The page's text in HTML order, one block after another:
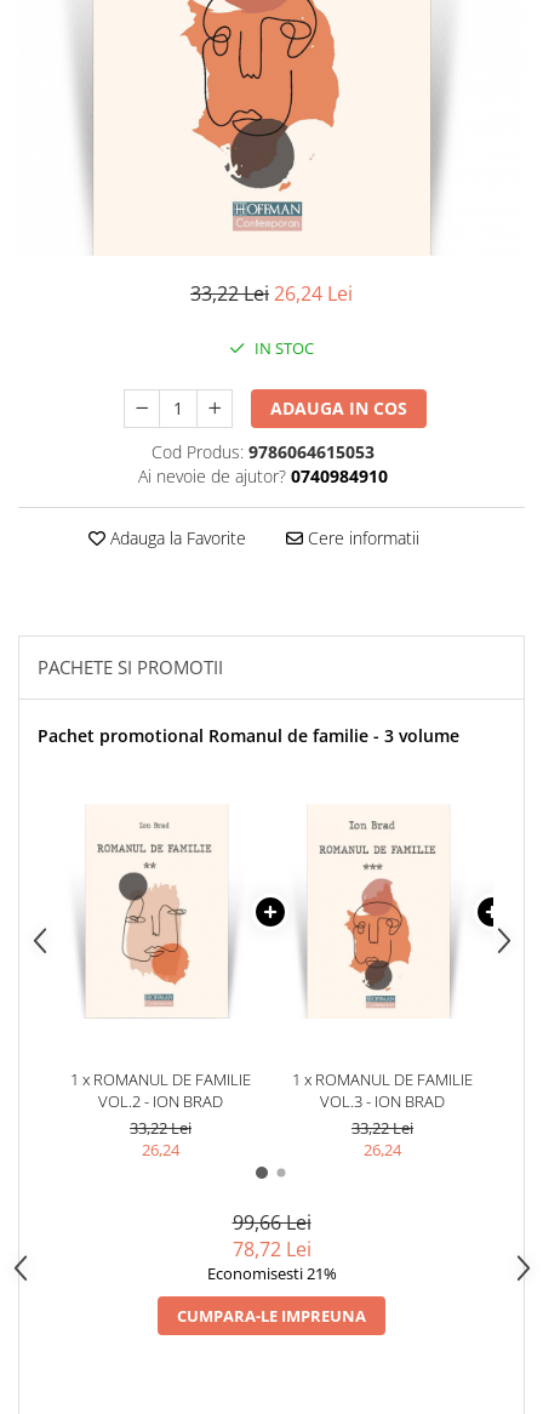
Publicistica / Reportaje / Interviuri
Sociologie si filozofie
33,22 Lei26,24 Lei
IN STOC
ADAUGA IN COS
Cod Produs: 9786064615053
Ai nevoie de ajutor? 0740984910
Adauga la Favorite Cere informatii
PACHETE SI PROMOTII
Pachet promotional Romanul de familie - 3 volume
1 x ROMANUL DE FAMILIE
VOL.2 - ION BRAD
33,22 Lei
26,24
1 x ROMANUL DE FAMILIE
VOL.3 - ION BRAD
33,22 Lei
26,24
99,66 Lei
78,72 Lei
Economisesti 21%
CUMPARA-LE IMPREUNA